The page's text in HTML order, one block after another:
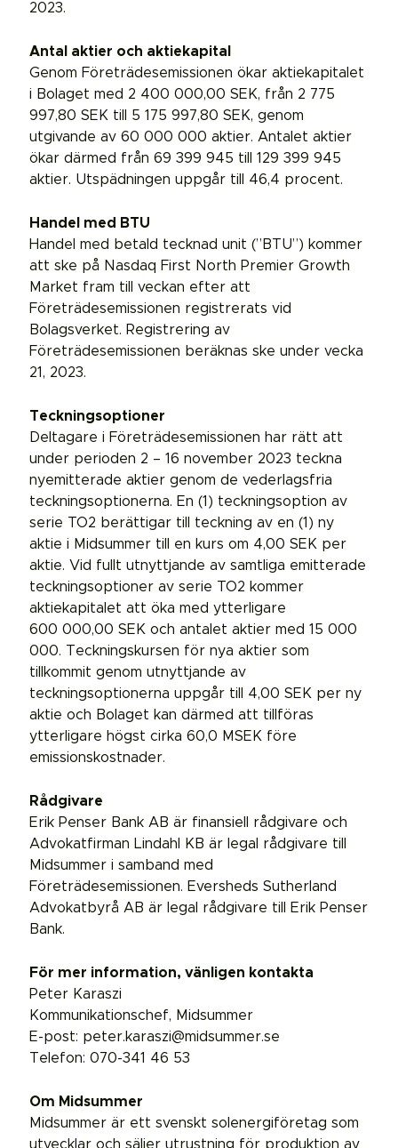
2023.
Antal aktier och aktiekapital
Genom Företrädesemissionen ökar aktiekapitalet
i Bolaget med 2 400 000,00 SEK, från 2 775
997,80 SEK till 5 175 997,80 SEK, genom
utgivande av 60 000 000 aktier. Antalet aktier
ökar därmed från 69 399 945 till 129 399 945
aktier. Utspädningen uppgår till 46,4 procent.
Handel med BTU
Handel med betald tecknad unit (”BTU”) kommer
att ske på Nasdaq First North Premier Growth
Market fram till veckan efter att
Företrädesemissionen registrerats vid
Bolagsverket. Registrering av
Företrädesemissionen beräknas ske under vecka
21, 2023.
Teckningsoptioner
Deltagare i Företrädesemissionen har rätt att
under perioden 2 – 16 november 2023 teckna
nyemitterade aktier genom de vederlagsfria
teckningsoptionerna. En (1) teckningsoption av
serie TO2 berättigar till teckning av en (1) ny
aktie i Midsummer till en kurs om 4,00 SEK per
aktie. Vid fullt utnyttjande av samtliga emitterade
teckningsoptioner av serie TO2 kommer
aktiekapitalet att öka med ytterligare
600 000,00 SEK och antalet aktier med 15 000
000. Teckningskursen för nya aktier som
tillkommit genom utnyttjande av
teckningsoptionerna uppgår till 4,00 SEK per ny
aktie och Bolaget kan därmed att tillföras
ytterligare högst cirka 60,0 MSEK före
emissionskostnader.
Rådgivare
Erik Penser Bank AB är finansiell rådgivare och
Advokatfirman Lindahl KB är legal rådgivare till
Midsummer i samband med
Företrädesemissionen. Eversheds Sutherland
Advokatbyrå AB är legal rådgivare till Erik Penser
Bank.
För mer information, vänligen kontakta
Peter Karaszi
Kommunikationschef, Midsummer
E-post: peter.karaszi@midsummer.se
Telefon: 070-341 46 53
Om Midsummer
Midsummer är ett svenskt solenergiföretag som
utvecklar och säljer utrustning för produktion av